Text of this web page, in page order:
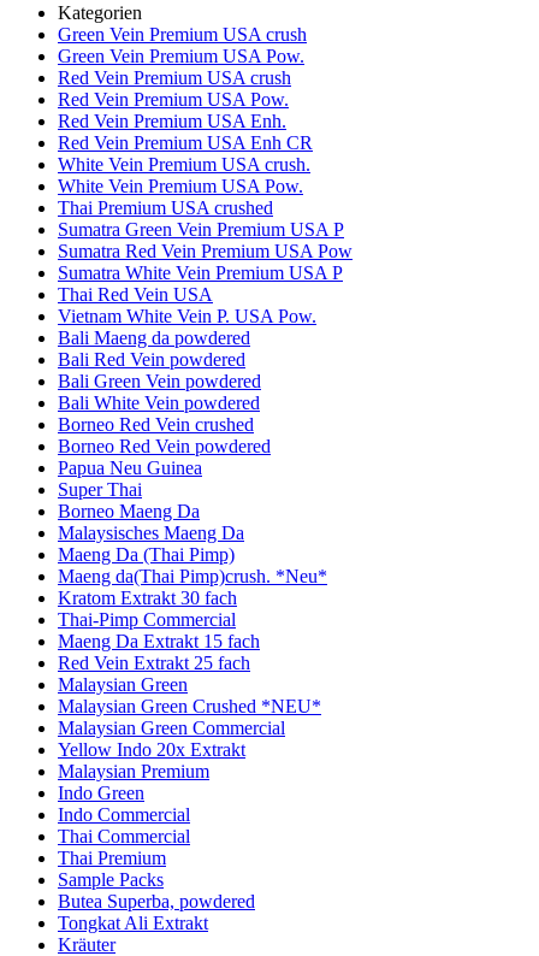
Kategorien
Green Vein Premium USA crush
Green Vein Premium USA Pow.
Red Vein Premium USA crush
Red Vein Premium USA Pow.
Red Vein Premium USA Enh.
Red Vein Premium USA Enh CR
White Vein Premium USA crush.
White Vein Premium USA Pow.
Thai Premium USA crushed
Sumatra Green Vein Premium USA P
Sumatra Red Vein Premium USA Pow
Sumatra White Vein Premium USA P
Thai Red Vein USA
Vietnam White Vein P. USA Pow.
Bali Maeng da powdered
Bali Red Vein powdered
Bali Green Vein powdered
Bali White Vein powdered
Borneo Red Vein crushed
Borneo Red Vein powdered
Papua Neu Guinea
Super Thai
Borneo Maeng Da
Malaysisches Maeng Da
Maeng Da (Thai Pimp)
Maeng da(Thai Pimp)crush. *Neu*
Kratom Extrakt 30 fach
Thai-Pimp Commercial
Maeng Da Extrakt 15 fach
Red Vein Extrakt 25 fach
Malaysian Green
Malaysian Green Crushed *NEU*
Malaysian Green Commercial
Yellow Indo 20x Extrakt
Malaysian Premium
Indo Green
Indo Commercial
Thai Commercial
Thai Premium
Sample Packs
Butea Superba, powdered
Tongkat Ali Extrakt
Kräuter